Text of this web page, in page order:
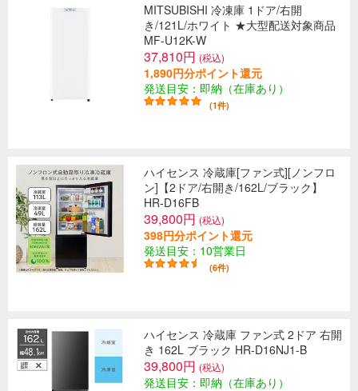
MITSUBISHI 冷凍庫 1ドア/右開
き/121L/ホワイト ★大型配送対象商品
MF-U12K-W
37,810円 (税込)
1,890円分ポイント還元
発送目安：即納（在庫あり）
(1件)
ハイセンス 冷蔵庫[ファン式][ノンフロ
ン]【2ドア/右開き/162L/ブラック】
HR-D16FB
39,800円 (税込)
398円分ポイント還元
発送目安：10営業日
(6件)
ハイセンス 冷蔵庫 ファン式 2ドア 右開
き 162L ブラック HR-D16NJ1-B
39,800円 (税込)
発送目安：即納（在庫あり）